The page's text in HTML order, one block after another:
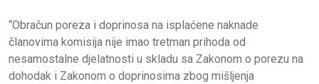
“Obračun poreza i doprinosa na isplaćene naknade
članovima komisija nije imao tretman prihoda od
nesamostalne djelatnosti u skladu sa Zakonom o porezu na
dohodak i Zakonom o doprinosima zbog mišljenja